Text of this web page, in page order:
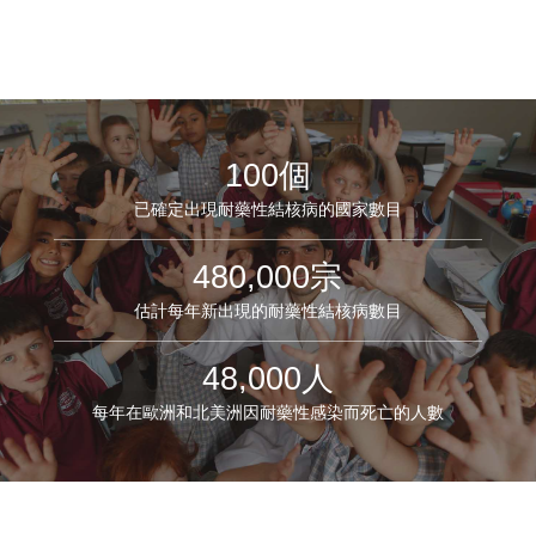
100個
已確定出現耐藥性結核病的國家數目
480,000宗
估計每年新出現的耐藥性結核病數目
48,000人
每年在歐洲和北美洲因耐藥性感染而死亡的人數